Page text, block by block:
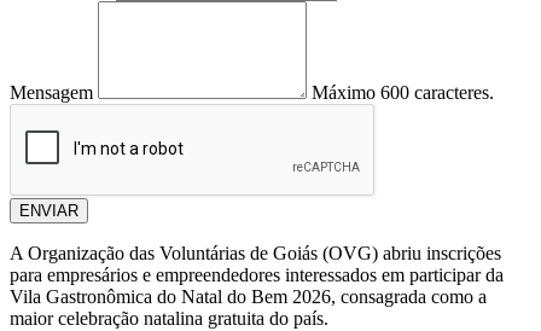
Mensagem Máximo 600 caracteres.
ENVIAR
A Organização das Voluntárias de Goiás (OVG) abriu inscrições
para empresários e empreendedores interessados em participar da
Vila Gastronômica do Natal do Bem 2026, consagrada como a
maior celebração natalina gratuita do país.